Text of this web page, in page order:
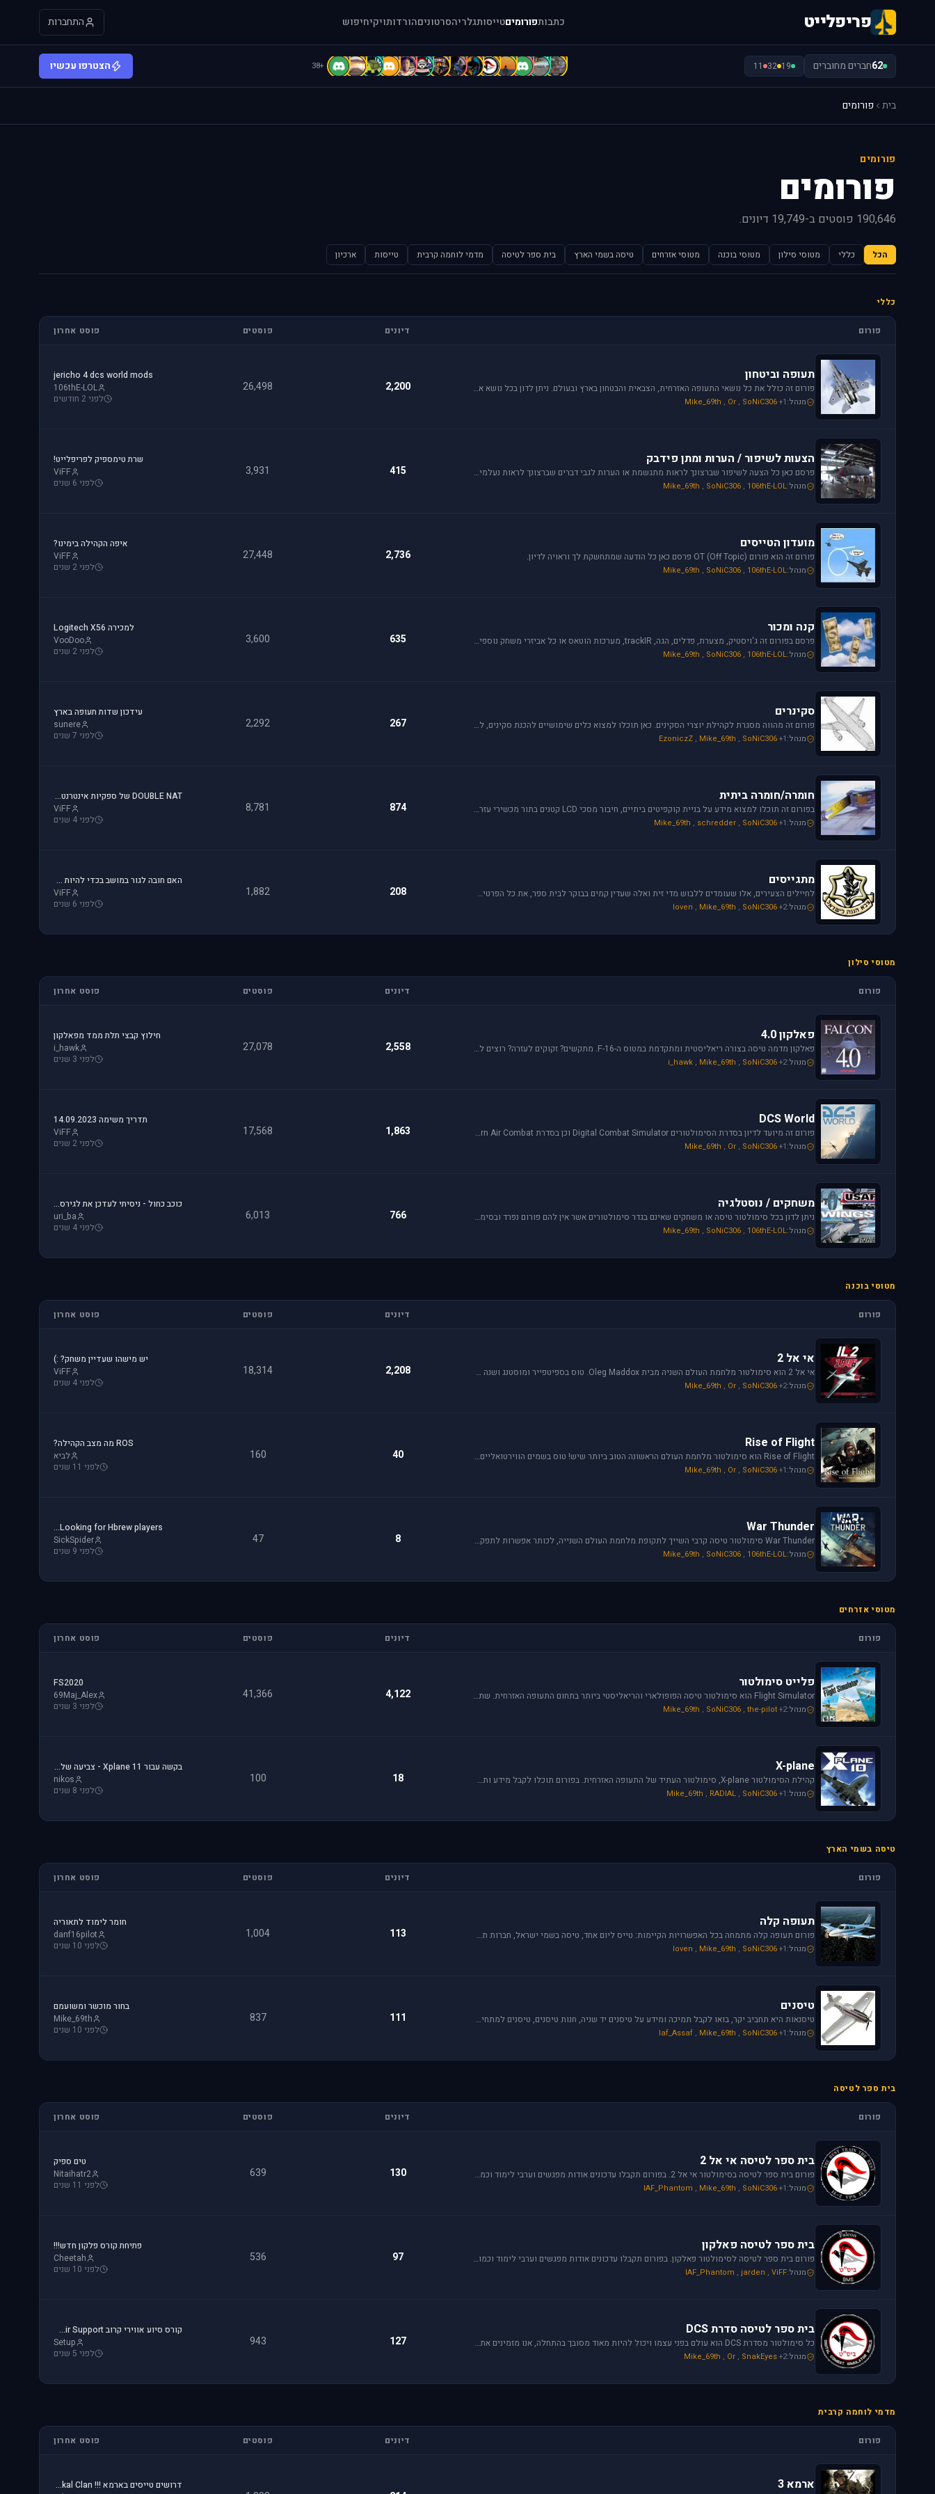
פריפלייט כתבותפורומיםטייסותגלריהסרטוניםהורדותויקיחיפוש התחברות
62חברים מחוברים 19
32
11
1
[
a
A
A
A
A
b
b
B
B
C
D
D
+38 הצטרפו עכשיו
בית פורומים
פורומים
פורומים
190,646 פוסטים ב-19,749 דיונים.
הכל כללי מטוסי סילון מטוסי בוכנה מטוסי אזרחים טיסה בשמי הארץ בית ספר לטיסה מדמי לוחמה קרבית טייסות ארכיון
כללי
פורום דיונים פוסטים פוסט אחרון
תעופה וביטחון
פורום זה כולל את כל נושאי התעופה האזרחית, הצבאית והבטחון בארץ ובעולם. ניתן לדון בכל נושא אקטואלי או היסטורי בתחומים אלו.
מנהל: Mike_69th , Or , SoNiC306+1
2,200
26,498
jericho 4 dcs world mods
106thE-LOL
לפני 2 חודשים
הצעות לשיפור / הערות ומתן פידבק
פרסם כאן כל הצעה לשיפור שברצונך לראות מתגשמת או הערות לגבי דברים שברצונך לראות נעלמים או מציקים לך.
מנהל: Mike_69th , SoNiC306 , 106thE-LOL
415
3,931
שרת טימספיק לפריפלייט!
ViFF
לפני 6 שנים
מועדון הטייסים
פורום זה הוא פורום (OT (Off Topic פרסם כאן כל הודעה שמתחשקת לך וראויה לדיון.
מנהל: Mike_69th , SoNiC306 , 106thE-LOL
2,736
27,448
איפה הקהילה בימינו?
ViFF
לפני 2 שנים
קנה ומכור
פרסם בפורום זה ג'ויסטיק, מצערת, פדלים, הגה, trackIR, מערכות הוטאס או כל אביזרי משחק נוספים שברצונך למכור או לרכוש. חברות מובילות בתחום: Saitek, CH, Microsoft, Logitech, Hotas.
מנהל: Mike_69th , SoNiC306 , 106thE-LOL
635
3,600
למכירה Logitech X56
VooDoo
לפני 2 שנים
סקינרים
פורום זה מהווה מסגרת לקהילת יוצרי הסקינים. כאן תוכלו למצוא כלים שימושיים להכנת סקינים, לקבל ידע על עשיית סקין וכמובן לצפות ולתת פידבק על עבודות סקינים בתהליך.
מנהל: EzoniczZ , Mike_69th , SoNiC306+1
267
2,292
עידכון שדות תעופה בארץ
sunere
לפני 7 שנים
חומרה/חומרה ביתית
בפורום זה תוכלו למצוא מידע על בניית קוקפיטים ביתיים, חיבור מסכי LCD קטנים בתור מכשירי עזר ועוד. בנוסף, זהו הפורום לשאלות לגבי ג'ויסטיקים, כרטיסי מסך בניית מחשב וכו'.
מנהל: Mike_69th , schredder , SoNiC306+1
874
8,781
DOUBLE NAT של ספקיות אינטרנט - והפרעה לטיסות אונליין
ViFF
לפני 4 שנים
מתגייסים
לחיילים הצעירים, אלו שעומדים ללבוש מדי זית ואלה שעדין קמים בבוקר לבית ספר, את כל הפרטים אודות הגיוס תמצאו כאן.
מנהל: loven , Mike_69th , SoNiC306+2
208
1,882
האם חובה לגור במושב בכדי להיות טייס?
ViFF
לפני 6 שנים
מטוסי סילון
פורום דיונים פוסטים פוסט אחרון
פאלקון 4.0
פאלקון מדמה טיסה בצורה ריאליסטית ומתקדמת במטוס ה-F-16. מתקשים? זקוקים לעזרה? רוצים לשתף תמונה או וידיאו מהטיסה שלכם ב- Falcon זהו הפורום המתאים.
מנהל: i_hawk , Mike_69th , SoNiC306+2
2,558
27,078
חילוץ קבצי תלת ממד מפאלקון
i_hawk
לפני 3 שנים
DCS World
פורום זה מיועד לדיון בסדרת הסימולטורים Digital Combat Simulator וכן בסדרת Lock On Modern Air Combat. מחפשים תמיכה? או סתם רוצים לשתף מידע ותמונות זהו המקום הנכון.
מנהל: Mike_69th , Or , SoNiC306+1
1,863
17,568
תדריך משימה 14.09.2023
ViFF
לפני 2 שנים
משחקים / נוסטלגיה
ניתן לדון בכל סימולטור טיסה או משחקים שאינם בגדר סימולטורים אשר אין להם פורום נפרד ובסימולטורים נוסטלגיים כגון: אף-15, אף-18, חיל האויר האמריקני, כוכב כחול - "חיל האויר הישראלי" וסטרייק פייטרס.
מנהל: Mike_69th , SoNiC306 , 106thE-LOL
766
6,013
כוכב כחול - ניסיתי לעדכן את לגירסה 1.1 וקיבלתי הודעת שגיאה.
uri_ba
לפני 4 שנים
מטוסי בוכנה
פורום דיונים פוסטים פוסט אחרון
אי אל 2
אי אל 2 הוא סימולטור מלחמת העולם השניה מבית Oleg Maddox. טוס בספיטפייר ומוסטנג ושנה את ההיסטוריה במלחמות מעל שמי אירופה, צפון אפריקה והמזרח הרחוק.
מנהל: Mike_69th , Or , SoNiC306+2
2,208
18,314
יש מישהו שעדיין משחק? :)
ViFF
לפני 4 שנים
Rise of Flight
Rise of Flight הוא סימולטור מלחמת העולם הראשונה הטוב ביותר שיש! טוס בשמים הווירטואליים במטוסים האגדיים, Sopwith Camel, S.E.5a, Albatros D.Va וה-Fokker Dr.1 שטסו בהם אבירי מלחמת העולם. השמיים הווירטואליים צריכים אותך!
מנהל: Mike_69th , Or , SoNiC306+1
40
160
ROS מה מצב הקהילה?
לביא
לפני 11 שנים
War Thunder
War Thunder סימולטור טיסה קרבי השייך לתקופת מלחמת העולם השנייה, לכותר אפשרות לתפקד בקשת רחבה של רמות ריאליזם החל מאפשרות Arcade ועד לסימולטור של ממש.
מנהל: Mike_69th , SoNiC306 , 106thE-LOL
8
47
Looking for Hbrew players...
SickSpider
לפני 9 שנים
מטוסי אזרחים
פורום דיונים פוסטים פוסט אחרון
פלייט סימולטור
Flight Simulator הוא סימולטור טיסה הפופולארי והריאליסטי ביותר בתחום התעופה האזרחית. שתף וקבל תמיכה עבור שדות תעופה, סינרים, צביעות ומטוסים עבור FSX ו-FS2004.
מנהל: Mike_69th , SoNiC306 , the-pilot+2
4,122
41,366
FS2020
69Maj_Alex
לפני 3 שנים
X-plane
קהילת הסימולטור X-plane, סימולטור העתיד של התעופה האזרחית. בפורום תוכלו לקבל מידע ותמיכה. אז קדימה, תפסו את הג'ויסטיק והצטרפו לחוויה.
מנהל: Mike_69th , RADIAL , SoNiC306+1
18
100
בקשה עבור Xplane 11 - צביעה של חברת ישראייר למטוס FF A320
nikos
לפני 8 שנים
טיסה בשמי הארץ
פורום דיונים פוסטים פוסט אחרון
תעופה קלה
פורום תעופה קלה מתמחה בכל האפשרויות הקיימות: טייס ליום אחד, טיסה בשמי ישראל, חברות תעופה, בתי ספר לטיסה, רשיון טייס ואפילו טיסות רומנטיות.
מנהל: loven , Mike_69th , SoNiC306+1
113
1,004
חומר לימוד לתאוריה
danf16pilot
לפני 10 שנים
טיסנים
טיסנאות היא תחביב יקר, בואו לקבל תמיכה ומידע על טיסנים יד שניה, חנות טיסנים, טיסנים למתחילים וכמובן לשתף את החברים בחוויות. הצטרפו לפורום טיסנים!
מנהל: Iaf_Assaf , Mike_69th , SoNiC306+1
111
837
בחור מוכשר ומשועמם
Mike_69th
לפני 10 שנים
בית ספר לטיסה
פורום דיונים פוסטים פוסט אחרון
בית ספר לטיסה אי אל 2
פורום בית ספר לטיסה בסימולטור אי אל 2. בפורום תקבלו עדכונים אודות מפגשים וערבי לימוד וכמובן מדריכי סימולטור.
מנהל: IAF_Phantom , Mike_69th , SoNiC306+1
130
639
טים ספיק
Nitaihatr2
לפני 11 שנים
בית ספר לטיסה פאלקון
פורום בית ספר לטיסה לסימולטור פאלקון. בפורום תקבלו עדכונים אודות מפגשים וערבי לימוד וכמובן מדריכי סימולטור.
מנהל: IAF_Phantom , jarden , ViFF
97
536
פתיחת קורס פלקון חדש!!!
Cheetah
לפני 10 שנים
בית ספר לטיסה סדרת DCS
כל סימולטור מסדרת DCS הוא עולם בפני עצמו ויכול להיות מאוד מסובך בהתחלה, אנו מזמינים אתכם להרשם לבית הספר לטיסה על מנת ללמוד על כל רבדי מדמי הטיסה השונים.
מנהל: Mike_69th , Or , SnakEyes+2
127
943
קורס סיוע אווירי קרוב CAS - Close Air Support
Setup
לפני 5 שנים
מדמי לוחמה קרבית
פורום דיונים פוסטים פוסט אחרון
ארמא 3
דרושים טייסים בארמא !!! Sayeret Matkal Clan